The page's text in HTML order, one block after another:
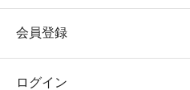
会員登録
ログイン